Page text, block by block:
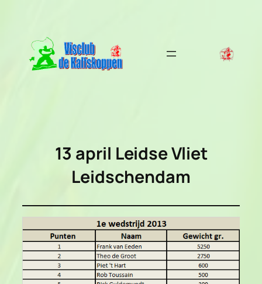
inhoud
13 april Leidse Vliet
Leidschendam